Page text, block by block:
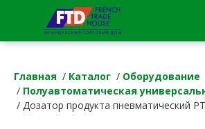
Главная / Каталог / Оборудование
/ Полуавтоматическая
/ Дозатор продукта пневматический